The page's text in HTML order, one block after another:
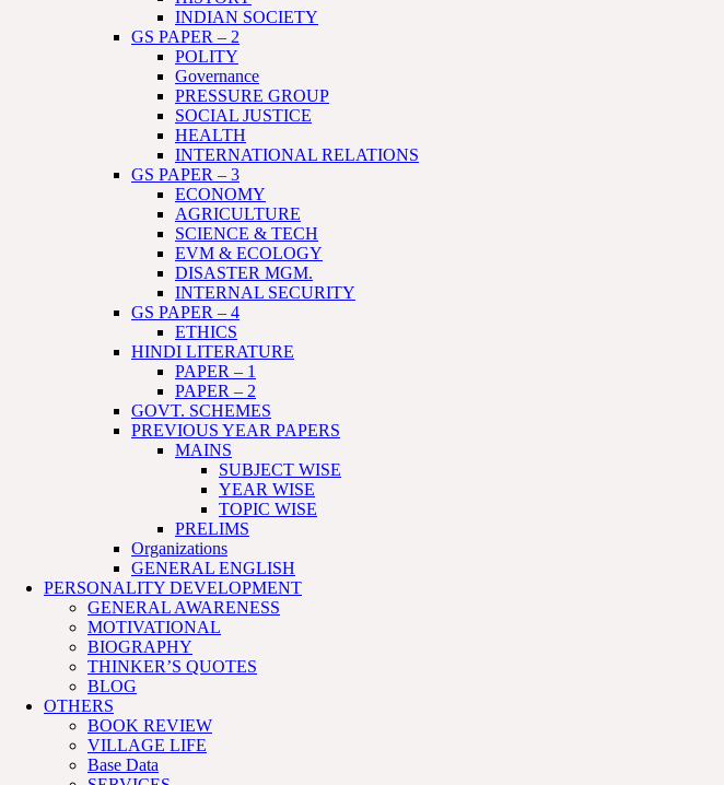
INDIAN SOCIETY
GS PAPER – 2
POLITY
Governance
PRESSURE GROUP
SOCIAL JUSTICE
HEALTH
INTERNATIONAL RELATIONS
GS PAPER – 3
ECONOMY
AGRICULTURE
SCIENCE & TECH
EVM & ECOLOGY
DISASTER MGM.
INTERNAL SECURITY
GS PAPER – 4
ETHICS
HINDI LITERATURE
PAPER – 1
PAPER – 2
GOVT. SCHEMES
PREVIOUS YEAR PAPERS
MAINS
SUBJECT WISE
YEAR WISE
TOPIC WISE
PRELIMS
Organizations
GENERAL ENGLISH
PERSONALITY DEVELOPMENT
GENERAL AWARENESS
MOTIVATIONAL
BIOGRAPHY
THINKER’S QUOTES
BLOG
OTHERS
BOOK REVIEW
VILLAGE LIFE
Base Data